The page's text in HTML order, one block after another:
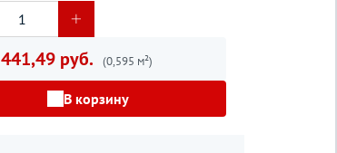
441,49 руб. (0,595 м²)
В корзину